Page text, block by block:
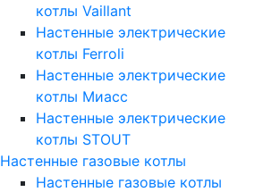
котлы Vaillant
Настенные электрические
котлы Ferroli
Настенные электрические
котлы Миасс
Настенные электрические
котлы STOUT
Настенные газовые котлы
Настенные газовые котлы